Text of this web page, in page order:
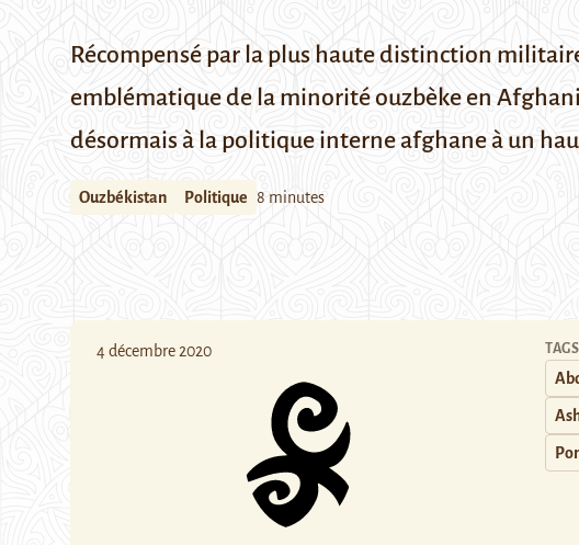
Récompensé par la plus haute distinction
emblématique de la minorité ouzbèke en
désormais à la politique interne afghane à un
Ouzbékistan Politique 8 minutes
4 décembre 2020 TAGS